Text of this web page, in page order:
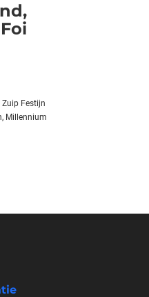
Festijn
Millennium